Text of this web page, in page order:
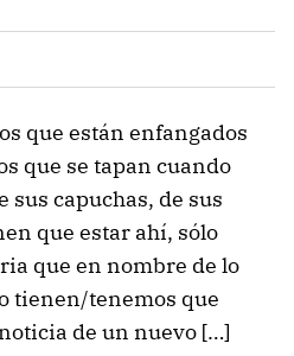
que están enfangados
que se tapan cuando
sus capuchas, de sus
que estar ahí, sólo
que en nombre de lo
tienen/tenemos que
de un nuevo […]